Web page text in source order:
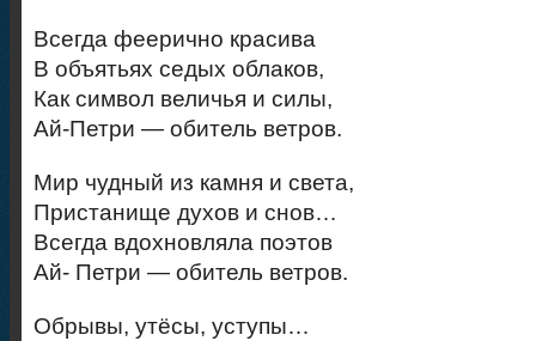
Всегда феерично красива
В объятьях седых облаков,
Как символ величья и силы,
Ай-Петри — обитель ветров.
Мир чудный из камня и света,
Пристанище духов и снов…
Всегда вдохновляла поэтов
Ай- Петри — обитель ветров.
Обрывы, утёсы, уступы…